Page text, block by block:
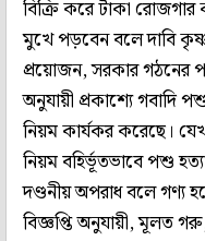
বিক্রি করে টাকা রোজগার
মুখে পড়বেন বলে দাবি
প্রয়োজন, সরকার গঠনের
অনুযায়ী প্রকাশ্যে গবাদি
নিয়ম কার্যকর করেছে।
নিয়ম বহির্ভূতভাবে পশু
দণ্ডনীয় অপরাধ বলে গণ্য
বিজ্ঞপ্তি অনুযায়ী, মূলত